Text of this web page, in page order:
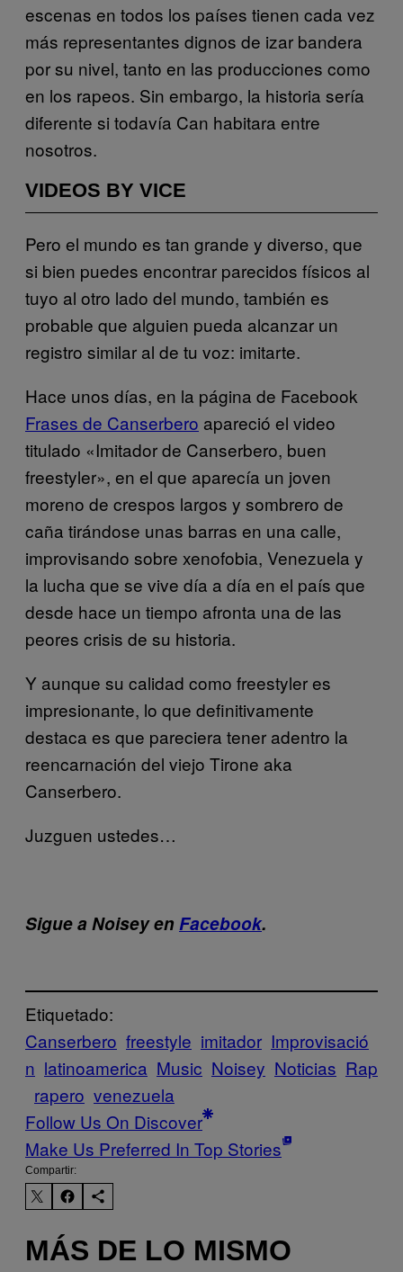
escenas en todos los países tienen cada vez
más representantes dignos de izar bandera
por su nivel, tanto en las producciones como
en los rapeos. Sin embargo, la historia sería
diferente si todavía Can habitara entre
nosotros.
VIDEOS BY VICE
Pero el mundo es tan grande y diverso, que
si bien puedes encontrar parecidos físicos al
tuyo al otro lado del mundo, también es
probable que alguien pueda alcanzar un
registro similar al de tu voz: imitarte.
Hace unos días, en la página de Facebook
Frases de Canserbero apareció el video
titulado «Imitador de Canserbero, buen
freestyler», en el que aparecía un joven
moreno de crespos largos y sombrero de
caña tirándose unas barras en una calle,
improvisando sobre xenofobia, Venezuela y
la lucha que se vive día a día en el país que
desde hace un tiempo afronta una de las
peores crisis de su historia.
Y aunque su calidad como freestyler es
impresionante, lo que definitivamente
destaca es que pareciera tener adentro la
reencarnación del viejo Tirone aka
Canserbero.
Juzguen ustedes…
Sigue a Noisey en Facebook.
Etiquetado:
Canserbero freestyle imitador Improvisació
n latinoamerica Music Noisey Noticias Rap
rapero venezuela
Follow Us On Discover
Make Us Preferred In Top Stories
Compartir:
MÁS DE LO MISMO